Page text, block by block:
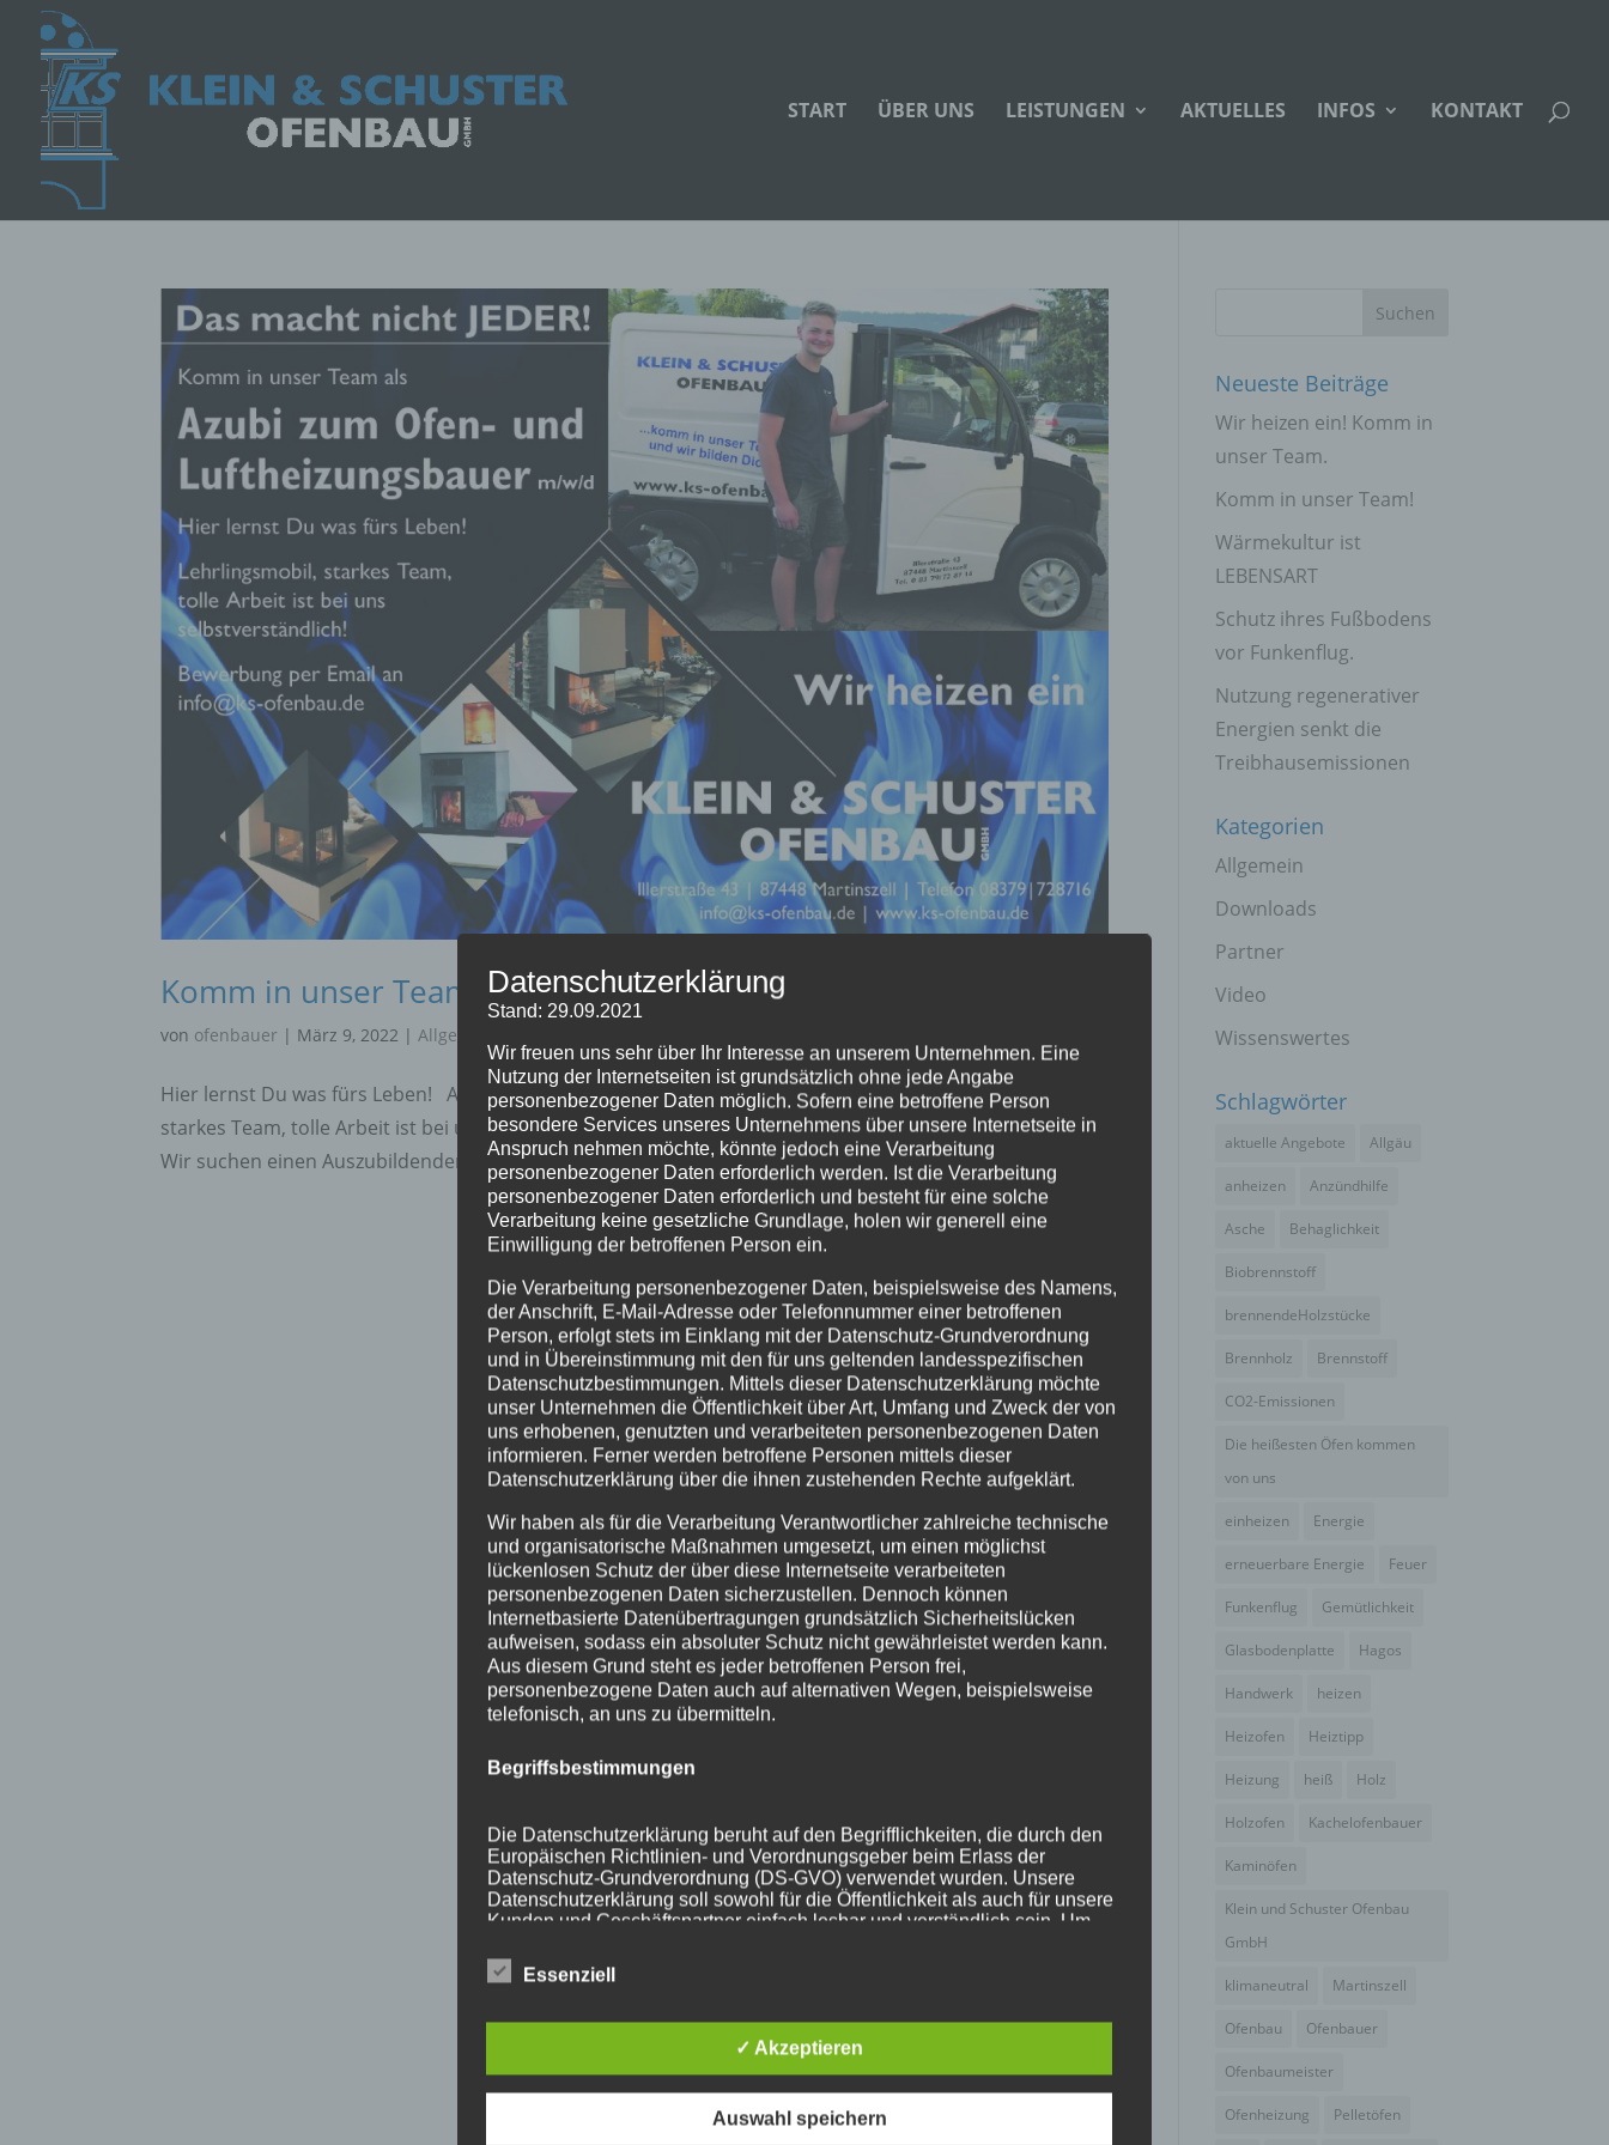
START ÜBER UNS LEISTUNGEN AKTUELLES INFOS KONTAKT
Komm in unser Team!
von ofenbauer | März 9, 2022 | Allgemein
Hier lernst Du was fürs Leben! Ausbildung zum Ofen- und Luftheizungsbauer m/w/d Lehrlingsmobil,
starkes Team, tolle Arbeit ist bei uns selbstverständlich! Das macht nicht JEDER! Komm in unsere Team!
Wir suchen einen Auszubildenden m/w/d zum Ofen- und...
Neueste Beiträge
Wir heizen ein! Komm in
unser Team.
Komm in unser Team!
Wärmekultur ist
LEBENSART
Schutz ihres Fußbodens
vor Funkenflug.
Nutzung regenerativer
Energien senkt die
Treibhausemissionen
Kategorien
Allgemein
Downloads
Partner
Video
Wissenswertes
Schlagwörter
aktuelle Angebote Allgäu
anheizen Anzündhilfe
Asche Behaglichkeit
Biobrennstoff
brennendeHolzstücke
Brennholz Brennstoff
CO2-Emissionen
Die heißesten Öfen kommen
von uns
einheizen Energie
erneuerbare Energie Feuer
Funkenflug Gemütlichkeit
Glasbodenplatte Hagos
Handwerk heizen
Heizofen Heiztipp
Heizung heiß Holz
Holzofen Kachelofenbauer
Kaminöfen
Klein und Schuster Ofenbau
GmbH
klimaneutral Martinszell
Ofenbau Ofenbauer
Ofenbaumeister
Ofenheizung Pelletöfen
Datenschutzerklärung
Stand: 29.09.2021
Wir freuen uns sehr über Ihr Interesse an unserem Unternehmen. Eine
Nutzung der Internetseiten ist grundsätzlich ohne jede Angabe
personenbezogener Daten möglich. Sofern eine betroffene Person
besondere Services unseres Unternehmens über unsere Internetseite in
Anspruch nehmen möchte, könnte jedoch eine Verarbeitung
personenbezogener Daten erforderlich werden. Ist die Verarbeitung
personenbezogener Daten erforderlich und besteht für eine solche
Verarbeitung keine gesetzliche Grundlage, holen wir generell eine
Einwilligung der betroffenen Person ein.
Die Verarbeitung personenbezogener Daten, beispielsweise des Namens,
der Anschrift, E-Mail-Adresse oder Telefonnummer einer betroffenen
Person, erfolgt stets im Einklang mit der Datenschutz-Grundverordnung
und in Übereinstimmung mit den für uns geltenden landesspezifischen
Datenschutzbestimmungen. Mittels dieser Datenschutzerklärung möchte
unser Unternehmen die Öffentlichkeit über Art, Umfang und Zweck der von
uns erhobenen, genutzten und verarbeiteten personenbezogenen Daten
informieren. Ferner werden betroffene Personen mittels dieser
Datenschutzerklärung über die ihnen zustehenden Rechte aufgeklärt.
Wir haben als für die Verarbeitung Verantwortlicher zahlreiche technische
und organisatorische Maßnahmen umgesetzt, um einen möglichst
lückenlosen Schutz der über diese Internetseite verarbeiteten
personenbezogenen Daten sicherzustellen. Dennoch können
Internetbasierte Datenübertragungen grundsätzlich Sicherheitslücken
aufweisen, sodass ein absoluter Schutz nicht gewährleistet werden kann.
Aus diesem Grund steht es jeder betroffenen Person frei,
personenbezogene Daten auch auf alternativen Wegen, beispielsweise
telefonisch, an uns zu übermitteln.
Begriffsbestimmungen
Die Datenschutzerklärung beruht auf den Begrifflichkeiten, die durch den
Europäischen Richtlinien- und Verordnungsgeber beim Erlass der
Datenschutz-Grundverordnung (DS-GVO) verwendet wurden. Unsere
Datenschutzerklärung soll sowohl für die Öffentlichkeit als auch für unsere
Kunden und Geschäftspartner einfach lesbar und verständlich sein. Um
Begrifflichkeiten erläutern.
folgenden Begriffe:
a) personenbezogene Daten
Essenziell
✓ Akzeptieren
Auswahl speichern